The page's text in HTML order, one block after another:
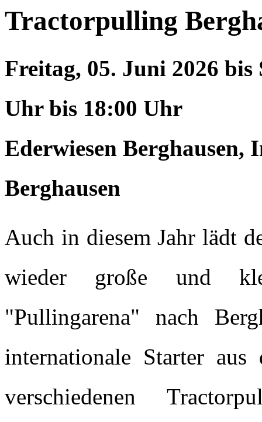
Tractorpulling
Freitag, 05. Juni 2026
Uhr bis 18:00 Uhr
Ederwiesen Berghausen,
Berghausen
Auch in diesem Jahr lädt
wieder große und
"Pullingarena" nach
internationale Starter
verschiedenen